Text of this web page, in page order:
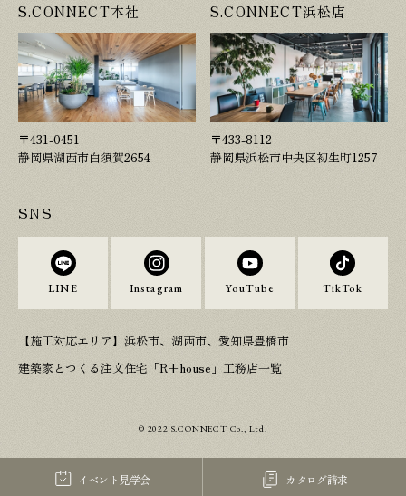
イベント見学会 カタログ請求
S.CONNECT本社
〒431-0451
静岡県湖西市白須賀2654
S.CONNECT浜松店
〒433-8112
静岡県浜松市中央区初生町1257
SNS
LINE Instagram YouTube TikTok
【施工対応エリア】浜松市、湖西市、愛知県豊橋市
建築家とつくる注文住宅「R+house」工務店一覧
© 2022 S.CONNECT Co., Ltd.